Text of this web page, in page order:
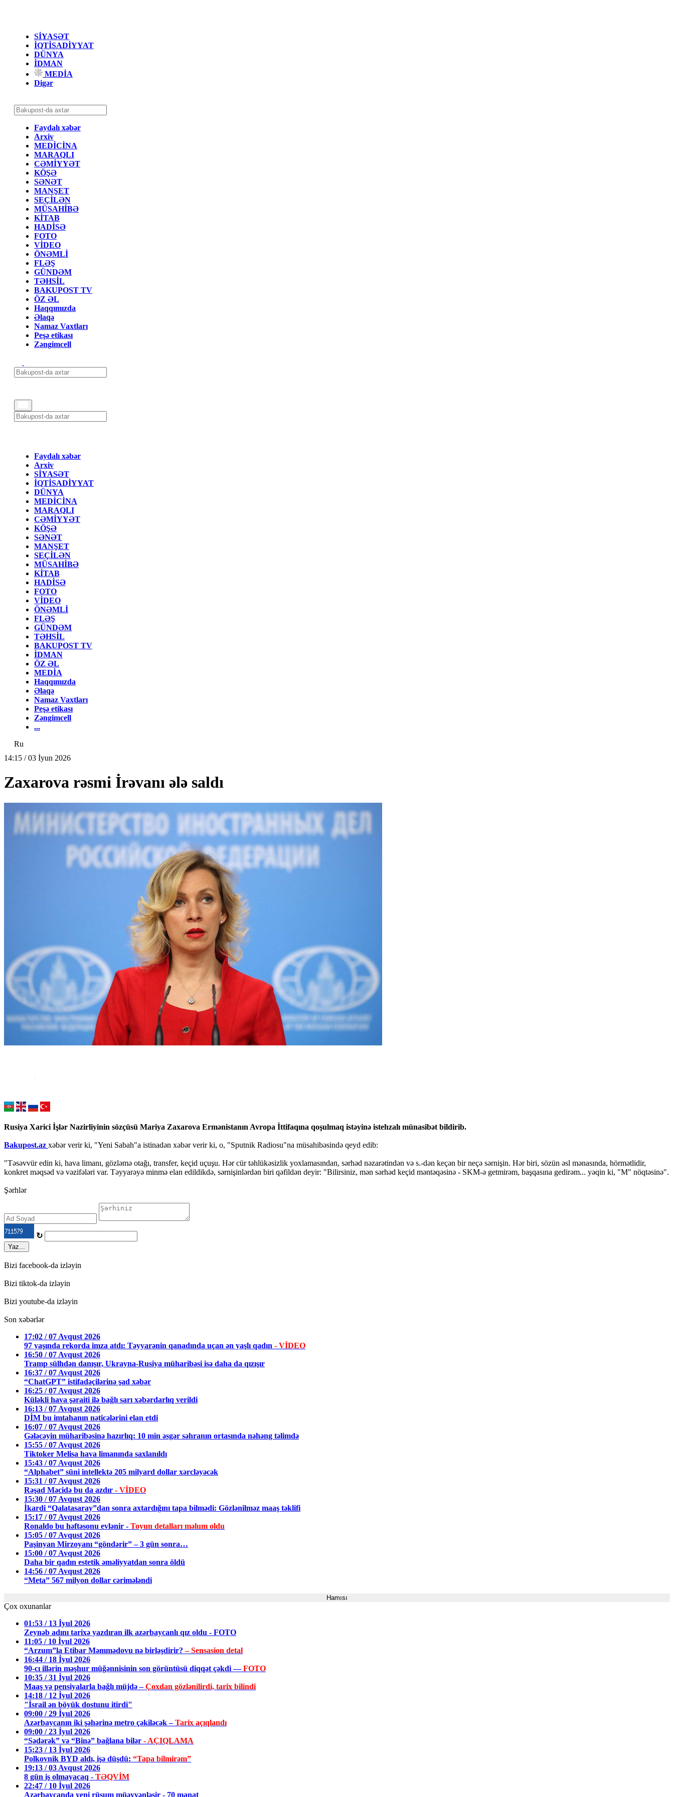
SİYASƏT
İQTİSADİYYAT
DÜNYA
İDMAN
MEDİA
Digər
Faydalı xəbər
Arxiv
MEDİCİNA
MARAQLI
CƏMİYYƏT
KÖŞƏ
SƏNƏT
MANŞET
SEÇİLƏN
MÜSAHİBƏ
KİTAB
HADİSƏ
FOTO
VİDEO
ÖNƏMLİ
FLƏŞ
GÜNDƏM
TƏHSİL
BAKUPOST TV
ÖZ ƏL
Haqqımızda
Əlaqə
Namaz Vaxtları
Peşə etikası
Zəngimcell
Faydalı xəbər
Arxiv
SİYASƏT
İQTİSADİYYAT
DÜNYA
MEDİCİNA
MARAQLI
CƏMİYYƏT
KÖŞƏ
SƏNƏT
MANŞET
SEÇİLƏN
MÜSAHİBƏ
KİTAB
HADİSƏ
FOTO
VİDEO
ÖNƏMLİ
FLƏŞ
GÜNDƏM
TƏHSİL
BAKUPOST TV
İDMAN
ÖZ ƏL
MEDİA
Haqqımızda
Əlaqə
Namaz Vaxtları
Peşə etikası
Zəngimcell
...
Ru
14:15 / 03 İyun 2026
Zaxarova rəsmi İrəvanı ələ saldı
Rusiya Xarici İşlər Nazirliyinin sözçüsü Mariya Zaxarova Ermənistanın Avropa İttifaqına qoşulmaq istəyinə istehzalı münasibət bildirib.
Bakupost.az xəbər verir ki, "Yeni Sabah"a istinadən xəbər verir ki, o, "Sputnik Radiosu"na müsahibəsində qeyd edib:
"Təsəvvür edin ki, hava limanı, gözləmə otağı, transfer, keçid uçuşu. Hər cür təhlükəsizlik yoxlamasından, sərhəd nəzarətindən və s.-dən keçən bir neçə sərnişin. Hər biri, sözün əsl mənasında, hörmətlidir,
konkret məqsəd və vəzifələri var. Təyyarəyə minmə elan edildikdə, sərnişinlərdən biri qəfildən deyir: "Bilirsiniz, mən sərhəd keçid məntəqəsinə - SKM-ə getmirəm, başqasına gedirəm... yəqin ki, "M" nöqtəsinə".
Şərhlər
↻
Yaz...
Bizi facebook-da izləyin
Bizi tiktok-da izləyin
Bizi youtube-da izləyin
Son xəbərlər
17:02 / 07 Avqust 2026
97 yaşında rekorda imza atdı: Təyyarənin qanadında uçan ən yaşlı qadın - VİDEO
16:50 / 07 Avqust 2026
Tramp sülhdən danışır, Ukrayna-Rusiya müharibəsi isə daha da qızışır
16:37 / 07 Avqust 2026
“ChatGPT” istifadəçilərinə şad xəbər
16:25 / 07 Avqust 2026
Küləkli hava şəraiti ilə bağlı sarı xəbərdarlıq verildi
16:13 / 07 Avqust 2026
DİM bu imtahanın nəticələrini elan etdi
16:07 / 07 Avqust 2026
Gələcəyin müharibəsinə hazırlıq: 10 min əsgər səhranın ortasında nəhəng təlimdə
15:55 / 07 Avqust 2026
Tiktoker Melisa hava limanında saxlanıldı
15:43 / 07 Avqust 2026
“Alphabet” süni intellektə 205 milyard dollar xərcləyəcək
15:31 / 07 Avqust 2026
Rəşad Məcidə bu da azdır - VİDEO
15:30 / 07 Avqust 2026
İkardi “Qalatasaray”dan sonra axtardığını tapa bilmədi: Gözlənilməz maaş təklifi
15:17 / 07 Avqust 2026
Ronaldo bu həftəsonu evlənir - Toyun detalları məlum oldu
15:05 / 07 Avqust 2026
Paşinyan Mirzoyanı “göndərir” – 3 gün sonra…
15:00 / 07 Avqust 2026
Daha bir qadın estetik əməliyyatdan sonra öldü
14:56 / 07 Avqust 2026
“Meta” 567 milyon dollar cərimələndi
Hamısı
Çox oxunanlar
01:53 / 13 İyul 2026
Zeynəb adını tarixə yazdıran ilk azərbaycanlı qız oldu - FOTO
11:05 / 10 İyul 2026
“Arzum”la Etibar Məmmədovu nə birləşdirir?– Sensasion detal
16:44 / 18 İyul 2026
90-cı illərin məşhur müğənnisinin son görüntüsü diqqət çəkdi —FOTO
10:35 / 31 İyul 2026
Maaş və pensiyalarla bağlı müjdə –Çoxdan gözlənilirdi, tarix bilindi
14:18 / 12 İyul 2026
"İsrail ən böyük dostunu itirdi"
09:00 / 29 İyul 2026
Azərbaycanın iki şəhərinə metro çəkiləcək –Tarix açıqlandı
09:00 / 23 İyul 2026
“Sədərək” və “Binə” bağlana bilər - AÇIQLAMA
15:23 / 13 İyul 2026
Polkovnik BYD aldı, işə düşdü: “Tapa bilmirəm”
19:13 / 03 Avqust 2026
8 gün iş olmayacaq - TƏQVİM
22:47 / 10 İyul 2026
Azərbaycanda yeni rüsum müəyyənləşir - 70 manat